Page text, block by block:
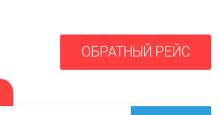
ОБРАТНЫЙ РЕЙС